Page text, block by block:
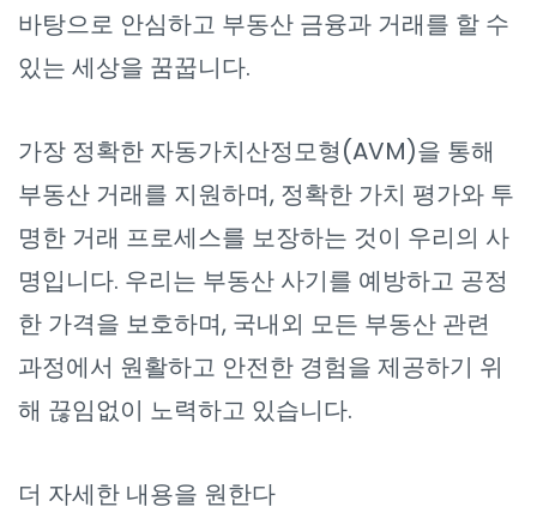
바탕으로 안심하고 부동산 금융과 거래를 할 수
있는 세상을 꿈꿉니다.
가장 정확한 자동가치산정모형(AVM)을 통해
부동산 거래를 지원하며, 정확한 가치 평가와 투
명한 거래 프로세스를 보장하는 것이 우리의 사
명입니다. 우리는 부동산 사기를 예방하고 공정
한 가격을 보호하며, 국내외 모든 부동산 관련
과정에서 원활하고 안전한 경험을 제공하기 위
해 끊임없이 노력하고 있습니다.
더 자세한 내용을 원한다